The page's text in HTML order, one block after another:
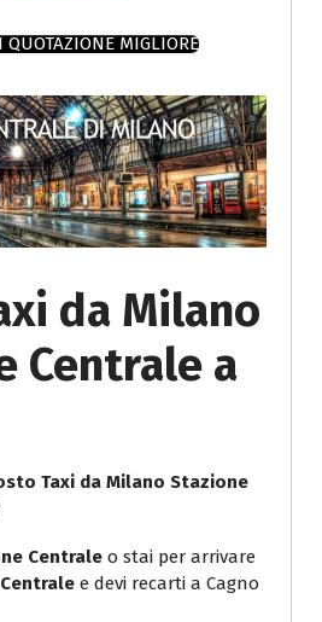
QUOTAZIONE MIGLIORE
da Milano
Centrale a
Taxi da Milano Stazione
Centrale o stai per arrivare
e devi recarti a Cagno